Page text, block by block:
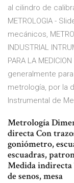
al cilindro de
METROLOGIA -
mecánicos,
INDUSTRIAL
PARA LA
generalmente
metrología, por la
Instrumental de
Metrología
directa Con
goniómetro,
escuadras,
Medida indirecta
de senos, mesa